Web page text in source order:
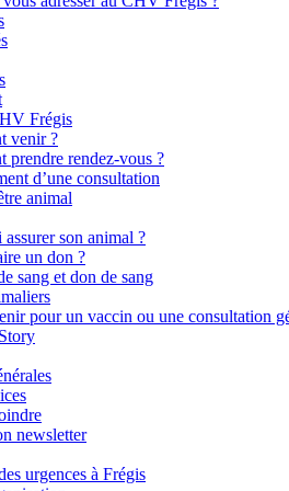
Frégis
venir ?
prendre rendez-vous ?
d’une consultation
animal
son animal ?
un don ?
sang et don de sang
pour un vaccin ou une consultation
newsletter
urgences à Frégis